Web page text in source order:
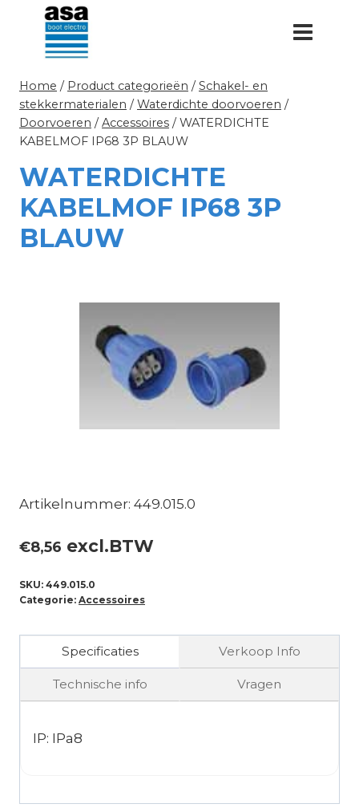
Doorgaan
inhoud
Home / Product categorieën / Schakel- en
stekkermaterialen / Waterdichte doorvoeren /
Doorvoeren / Accessoires / WATERDICHTE
KABELMOF IP68 3P BLAUW
WATERDICHTE
KABELMOF IP68 3P
BLAUW
Artikelnummer: 449.015.0
€8,56 excl.BTW
SKU: 449.015.0
Categorie: Accessoires
Specificaties Verkoop Info
Technische info Vragen
IP: IPa8